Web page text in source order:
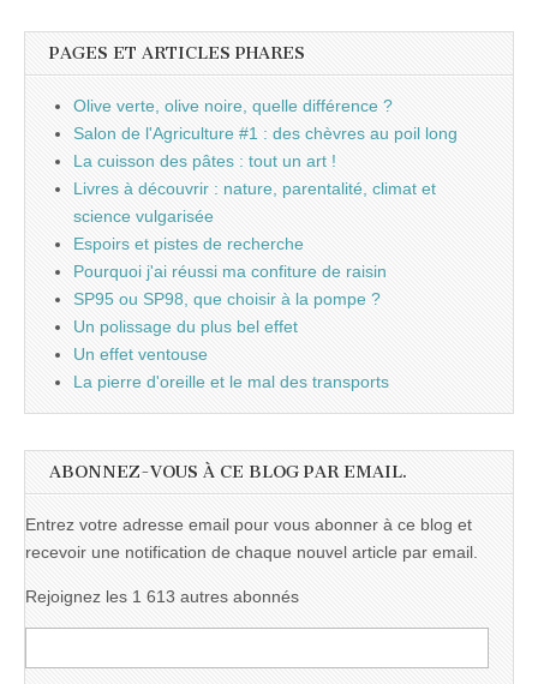
PAGES ET ARTICLES PHARES
Olive verte, olive noire, quelle différence ?
Salon de l'Agriculture #1 : des chèvres au poil long
La cuisson des pâtes : tout un art !
Livres à découvrir : nature, parentalité, climat et
science vulgarisée
Espoirs et pistes de recherche
Pourquoi j'ai réussi ma confiture de raisin
SP95 ou SP98, que choisir à la pompe ?
Un polissage du plus bel effet
Un effet ventouse
La pierre d'oreille et le mal des transports
ABONNEZ-VOUS À CE BLOG PAR EMAIL.
Entrez votre adresse email pour vous abonner à ce blog et
recevoir une notification de chaque nouvel article par email.
Rejoignez les 1 613 autres abonnés
e-